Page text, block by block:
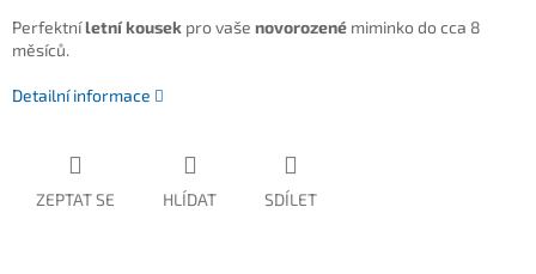
Perfektníletní kousek pro vaše novorozené miminko do cca 8
měsíců.
Detailní informace
ZEPTAT SE HLÍDAT SDÍLET